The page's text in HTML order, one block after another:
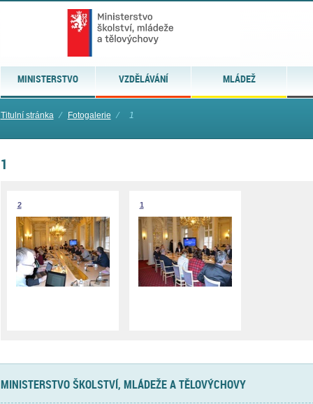
MINISTERSTVO VZDĚLÁVÁNÍ MLÁDEŽ
Titulní stránka ⁄ Fotogalerie ⁄ 1
1
2 1
MINISTERSTVO ŠKOLSTVÍ, MLÁDEŽE A TĚLOVÝCHOVY